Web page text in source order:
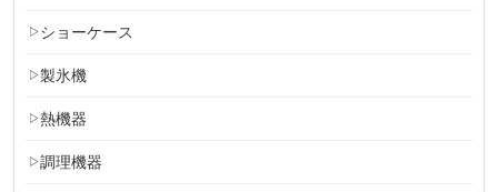
ショーケース
製氷機
熱機器
調理機器